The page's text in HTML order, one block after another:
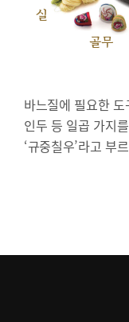
실
골무
바느질에 필요한
인두 등 일곱 가지
‘규중칠우’라고 부